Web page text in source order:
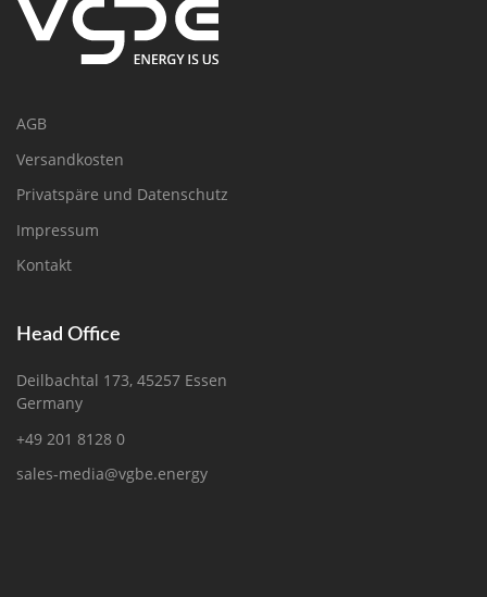
AGB
Versandkosten
Privatspäre und Datenschutz
Impressum
Kontakt
Head Office
Deilbachtal 173, 45257 Essen
Germany
+49 201 8128 0
sales-media@vgbe.energy